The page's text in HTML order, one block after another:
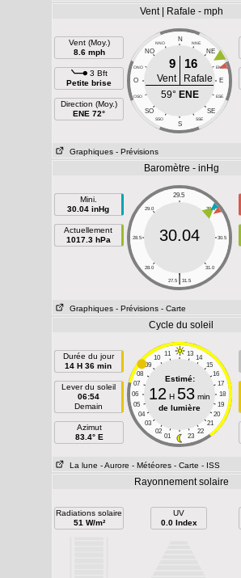
Vent | Rafale - mph
Vent (Moy.)
8.6 mph
3 Bft
Petite brise
Direction (Moy.)
ENE 72°
N
NNO NNE
NO NE
ONO ENE
O E
OSO ESE
SO SE
SSO SSE
S
9 16
Vent
Rafale
59° ENE
Graphiques - Prévisions
Baromètre - inHg
Mini.
30.04 inHg
Actuellement
1017.3 hPa
29.5
29.0 30.0
28.5 30.5
28.0 31.0
|
27.5 31.5
30.04
Graphiques - Prévisions - Carte
Cycle du soleil
Durée du jour
14 H 36 min
Lever du soleil
06:54
Demain
Azimut
83.4° E
11 13
10
14
09
15
08
16
07
17
06
18
05
19
04
20
03
21
02
22
01 23
Estimé:
12 H 53 min
de lumière
La lune - Aurore - Météores - Carte - ISS
Rayonnement solaire
Radiations solaire
51 W/m²
UV
0.0 Index